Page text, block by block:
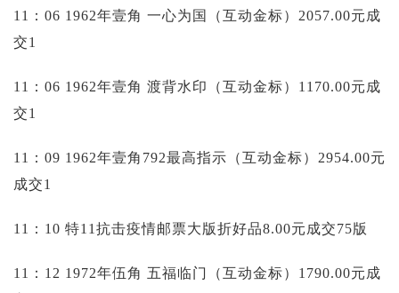
11：06 1962年壹角 一心为国（互动金标）2057.00元成
交1
11：06 1962年壹角 渡背水印（互动金标）1170.00元成
交1
11：09 1962年壹角792最高指示（互动金标）2954.00元
成交1
11：10 特11抗击疫情邮票大版折好品8.00元成交75版
11：12 1972年伍角 五福临门（互动金标）1790.00元成